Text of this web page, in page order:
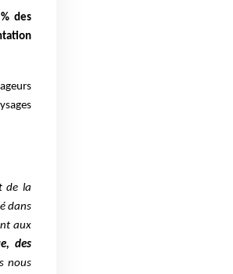
des
de la
dans
aux
des
nous